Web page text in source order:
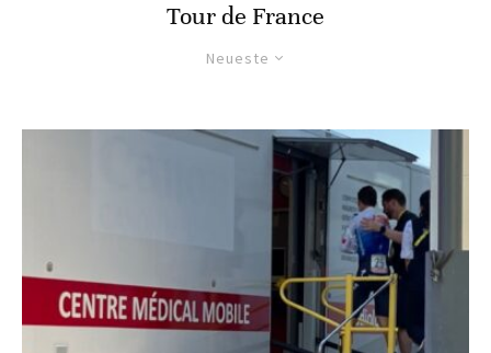
Tour de France
Neueste